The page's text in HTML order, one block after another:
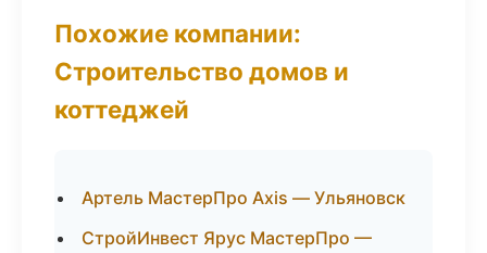
Похожие компании:
Строительство домов и
коттеджей
Артель МастерПро Axis — Ульяновск
СтройИнвест Ярус МастерПро —